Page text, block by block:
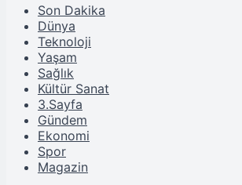
Son Dakika
Dünya
Teknoloji
Yaşam
Sağlık
Kültür Sanat
3.Sayfa
Gündem
Ekonomi
Spor
Magazin